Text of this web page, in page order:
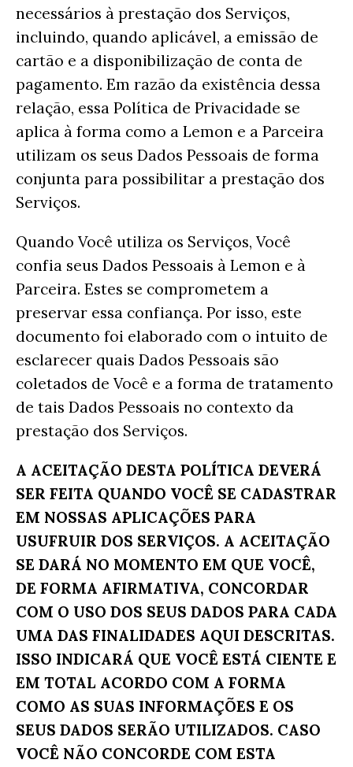
necessários à prestação dos Serviços,
incluindo, quando aplicável, a emissão de
cartão e a disponibilização de conta de
pagamento. Em razão da existência dessa
relação, essa Política de Privacidade se
aplica à forma como a Lemon e a Parceira
utilizam os seus Dados Pessoais de forma
conjunta para possibilitar a prestação dos
Serviços.
Quando Você utiliza os Serviços, Você
confia seus Dados Pessoais à Lemon e à
Parceira. Estes se comprometem a
preservar essa confiança. Por isso, este
documento foi elaborado com o intuito de
esclarecer quais Dados Pessoais são
coletados de Você e a forma de tratamento
de tais Dados Pessoais no contexto da
prestação dos Serviços.
A ACEITAÇÃO DESTA POLÍTICA DEVERÁ
SER FEITA QUANDO VOCÊ SE CADASTRAR
EM NOSSAS APLICAÇÕES PARA
USUFRUIR DOS SERVIÇOS. A ACEITAÇÃO
SE DARÁ NO MOMENTO EM QUE VOCÊ,
DE FORMA AFIRMATIVA, CONCORDAR
COM O USO DOS SEUS DADOS PARA CADA
UMA DAS FINALIDADES AQUI DESCRITAS.
ISSO INDICARÁ QUE VOCÊ ESTÁ CIENTE E
EM TOTAL ACORDO COM A FORMA
COMO AS SUAS INFORMAÇÕES E OS
SEUS DADOS SERÃO UTILIZADOS. CASO
VOCÊ NÃO CONCORDE COM ESTA